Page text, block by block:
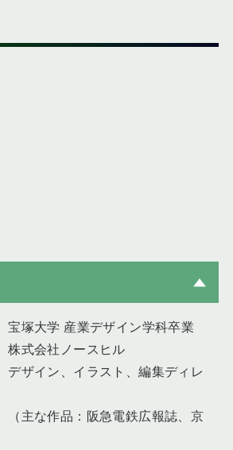
塚大学 産業デザイン学科卒業
式会社ノースヒル
イラスト、編集ディレ
：阪急電鉄広報誌、京